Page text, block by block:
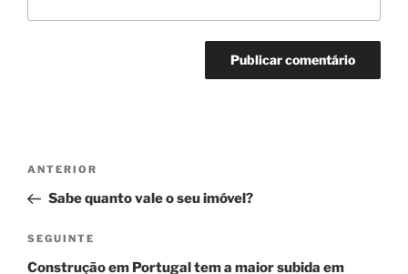
Navegação
artigos
Conteúdo
anterior
ANTERIOR
Sabe quanto vale o seu imóvel?
Conteúdo
seguinte
SEGUINTE
Construção em Portugal tem a maior subida em